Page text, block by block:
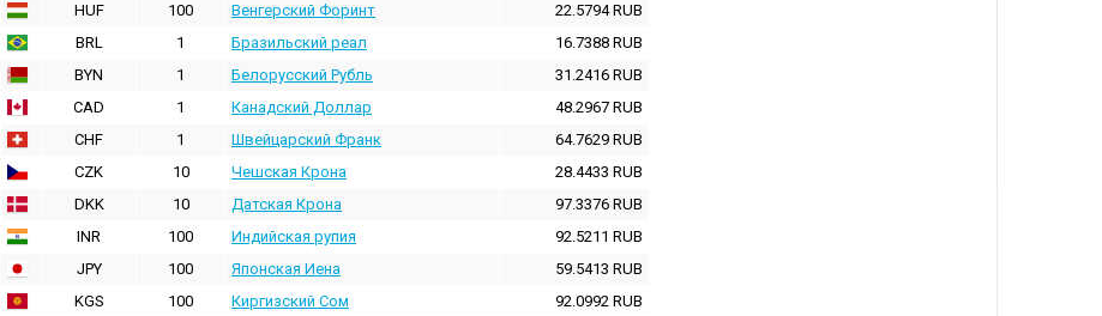
HUF
100 Венгерский Форинт 22.5794RUB
BRL
1 Бразильский реал 16.7388 RUB
BYN
1 Белорусский Рубль 31.2416 RUB
CAD
1 Канадский Доллар 48.2967 RUB
CHF
1 Швейцарский Франк 64.7629 RUB
CZK
10 Чешская Крона 28.4433 RUB
DKK
10 Датская Крона 97.3376 RUB
INR
100 Индийская pупия 92.5211 RUB
JPY
100 Японская Иена 59.5413 RUB
KGS
100 Киргизский Сом 92.0992 RUB